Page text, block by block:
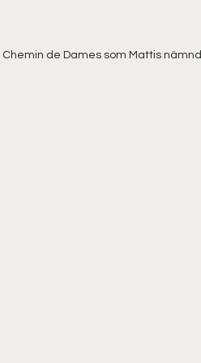
de Dames som Mattis